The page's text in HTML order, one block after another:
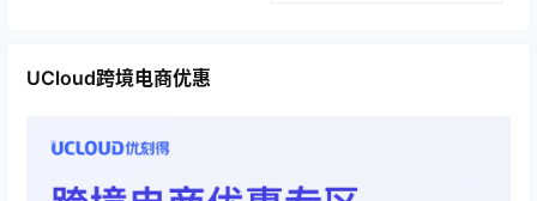
UCloud跨境电商优惠